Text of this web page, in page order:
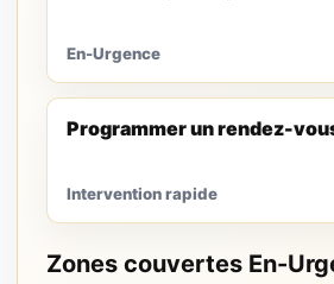
En-Urgence
Programmer un rendez-
Intervention rapide
Zones couvertes En-